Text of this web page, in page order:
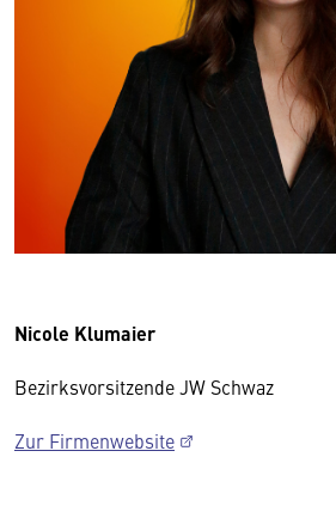
Nicole Klumaier
Bezirksvorsitzende JW Schwaz
Zur Firmenwebsite